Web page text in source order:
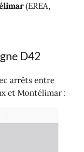
(EREA,
D42
arrêts entre
et Montélimar :